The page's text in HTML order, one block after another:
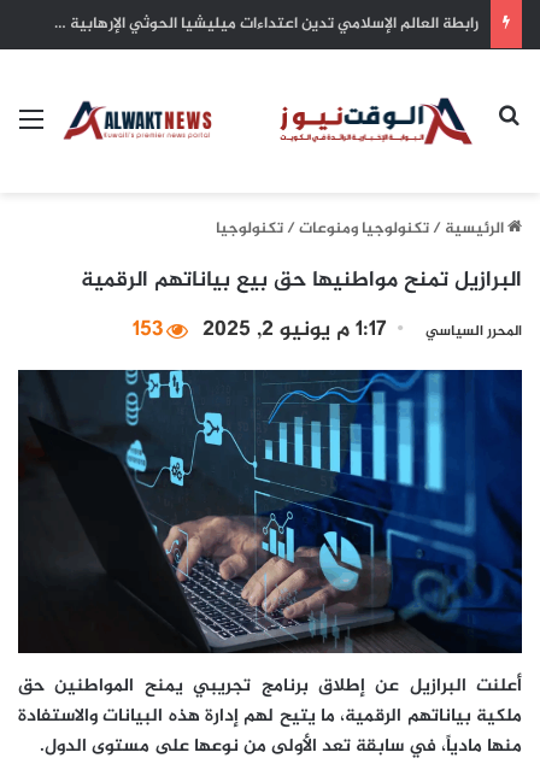
سمو أمير البلاد يهنئ رئيس كوت ديفوار بذكرى الاستقلال لبلاده
بحث عن
الرئيسية/تكنولوجيا ومنوعات/تكنولوجيا
البرازيل تمنح مواطنيها حق بيع بياناتهم الرقمية
المحرر السياسي 1:17 م يونيو 2, 2025 153
أعلنت البرازيل عن إطلاق برنامج تجريبي يمنح المواطنين حق
ملكية بياناتهم الرقمية، ما يتيح لهم إدارة هذه البيانات والاستفادة
منها مادياً، في سابقة تعد الأولى من نوعها على مستوى الدول.